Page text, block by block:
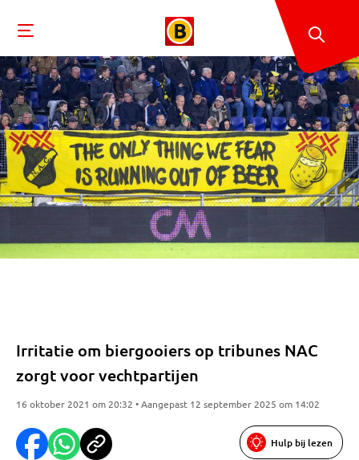
Irritatie om biergooiers op tribunes NAC
zorgt voor vechtpartijen
16 oktober 2021 om 20:32 • Aangepast 12 september 2025 om 14:02
Hulp bij lezen